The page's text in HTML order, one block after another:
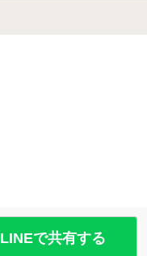
LINEで共有する